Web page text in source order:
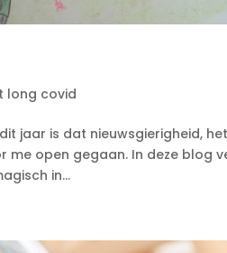
long covid
jaar is dat nieuwsgierigheid,
open gegaan. In deze blog
in...